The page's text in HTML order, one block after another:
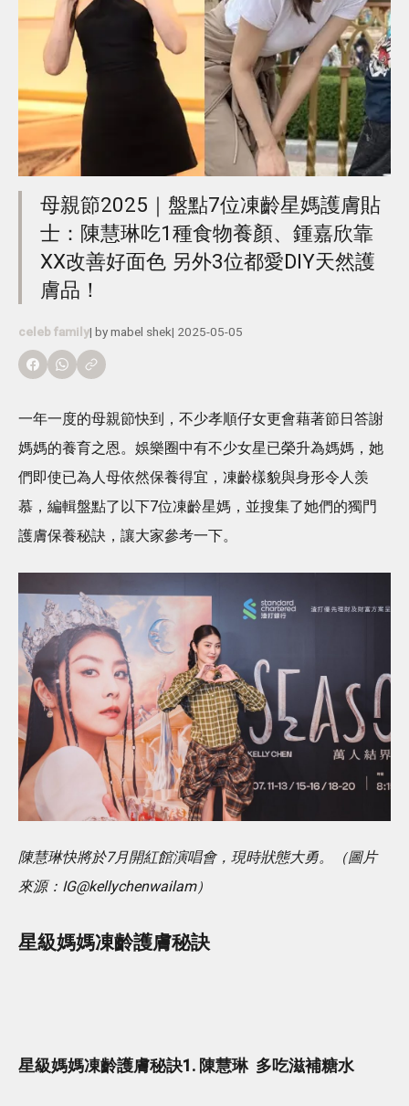
母親節2025｜盤點7位凍齡星媽護膚貼
士：陳慧琳吃1種食物養顏、鍾嘉欣靠
XX改善好面色 另外3位都愛DIY天然護
膚品！
celeb family| bymabel shek| 2025-05-05
一年一度的母親節快到，不少孝順仔女更會藉著節日答謝
媽媽的養育之恩。娛樂圈中有不少女星已榮升為媽媽，她
們即使已為人母依然保養得宜，凍齡樣貌與身形令人羡
慕，編輯盤點了以下7位凍齡星媽，並搜集了她們的獨門
護膚保養秘訣，讓大家參考一下。
陳慧琳快將於7月開紅館演唱會，現時狀態大勇。（圖片
來源：IG@kellychenwailam）
星級媽媽凍齡護膚秘訣
星級媽媽凍齡護膚秘訣1. 陳慧琳 多吃滋補糖水